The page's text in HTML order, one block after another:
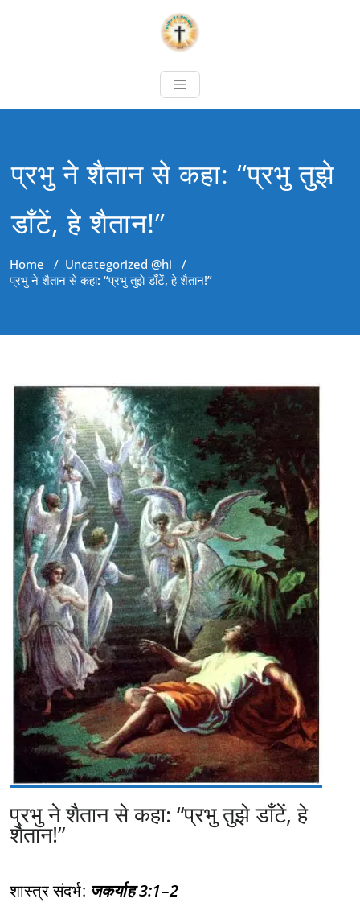
प्रभु ने शैतान से कहा: “प्रभु तुझे
डाँटें, हे शैतान!”
Home / Uncategorized @hi /
प्रभु ने शैतान से कहा: “प्रभु तुझे डाँटें, हे शैतान!”
प्रभु ने शैतान से कहा: “प्रभु तुझे डाँटें, हे
शैतान!”
शास्त्र संदर्भ: जकर्याह 3:1–2